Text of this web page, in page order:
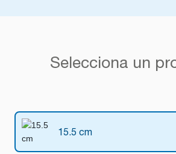
Selecciona un
15.5 cm